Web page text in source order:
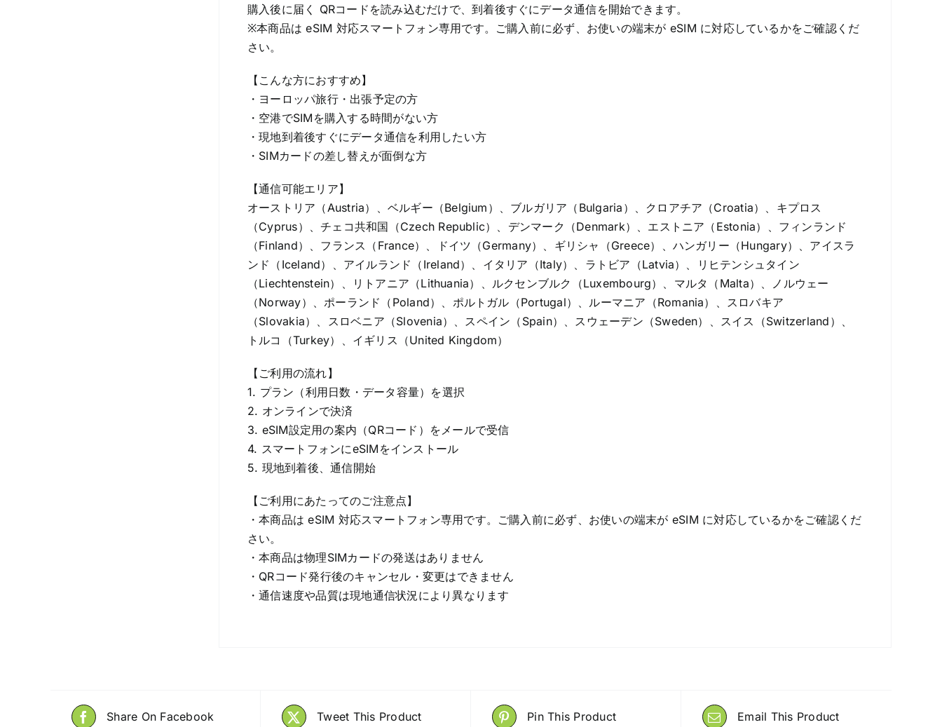
購入後に届く QRコードを読み込むだけで、到着後すぐにデータ通信を開始できます。
※本商品は eSIM 対応スマートフォン専用です。ご購入前に必ず、お使いの端末が eSIM に対応しているかをご確認くだ
さい。
【こんな方におすすめ】
・ヨーロッパ旅行・出張予定の方
・空港でSIMを購入する時間がない方
・現地到着後すぐにデータ通信を利用したい方
・SIMカードの差し替えが面倒な方
【通信可能エリア】
オーストリア（Austria）、ベルギー（Belgium）、ブルガリア（Bulgaria）、クロアチア（Croatia）、キプロス
（Cyprus）、チェコ共和国（Czech Republic）、デンマーク（Denmark）、エストニア（Estonia）、フィンランド
（Finland）、フランス（France）、ドイツ（Germany）、ギリシャ（Greece）、ハンガリー（Hungary）、アイスラ
ンド（Iceland）、アイルランド（Ireland）、イタリア（Italy）、ラトビア（Latvia）、リヒテンシュタイン
（Liechtenstein）、リトアニア（Lithuania）、ルクセンブルク（Luxembourg）、マルタ（Malta）、ノルウェー
（Norway）、ポーランド（Poland）、ポルトガル（Portugal）、ルーマニア（Romania）、スロバキア
（Slovakia）、スロベニア（Slovenia）、スペイン（Spain）、スウェーデン（Sweden）、スイス（Switzerland）、
トルコ（Turkey）、イギリス（United Kingdom）
【ご利用の流れ】
1. プラン（利用日数・データ容量）を選択
2. オンラインで決済
3. eSIM設定用の案内（QRコード）をメールで受信
4. スマートフォンにeSIMをインストール
5. 現地到着後、通信開始
【ご利用にあたってのご注意点】
・本商品は eSIM 対応スマートフォン専用です。ご購入前に必ず、お使いの端末が eSIM に対応しているかをご確認くだ
さい。
・本商品は物理SIMカードの発送はありません
・QRコード発行後のキャンセル・変更はできません
・通信速度や品質は現地通信状況により異なります
Share On Facebook Tweet This Product Pin This Product Email This Product